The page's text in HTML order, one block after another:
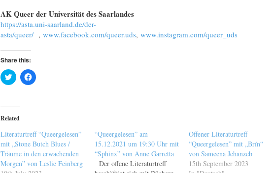
AK Queer der Universität des Saarlandes
https://asta.uni-saarland.de/der-
asta/queer/, www.facebook.com/queer.uds, www.instagram.com/queer_uds
Share this:
Click
to
(Opens
in
new
Click
to
Related
Literaturtreff “Queergelesen”
mit „Stone Butch Blues /
Träume in den erwachenden
Morgen” von Leslie Feinberg
“Queergelesen” am
15.12.2021 um 19:30 Uhr mit
“Sphinx” von Anne Garretta
Der offene Literaturtreff
Offener Literaturtreff
“Queergelesen” mit „Brïn“
von Sameena Jehanzeb
15th September 2023